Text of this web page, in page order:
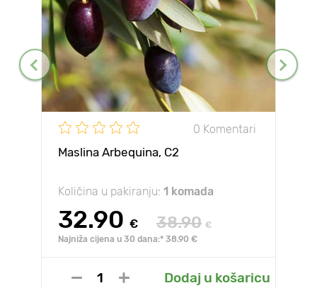
0 Komentari
Maslina Arbequina, С2
Količina u pakiranju: 1 komada
32.90 € 38.90 €
Najniža cijena u 30 dana:* 38.90 €
Dodaj u košaricu